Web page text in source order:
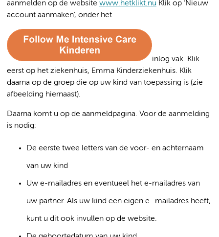
aanmelden op de website www.hetklikt.nu Klik op ‘Nieuw
account aanmaken’, onder het
inlog vak. Klik
eerst op het ziekenhuis, Emma Kinderziekenhuis. Klik
daarna op de groep die op uw kind van toepassing is (zie
afbeelding hiernaast).
Daarna komt u op de aanmeldpagina. Voor de aanmelding
is nodig:
De eerste twee letters van de voor- en achternaam
van uw kind
Uw e-mailadres en eventueel het e-mailadres van
uw partner. Als uw kind een eigen e- mailadres heeft,
kunt u dit ook invullen op de website.